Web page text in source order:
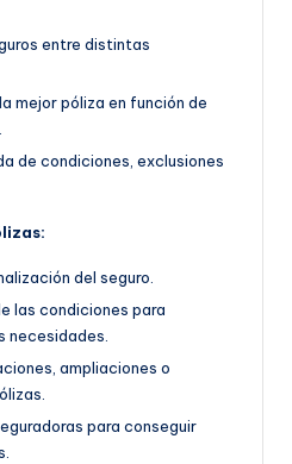
entre distintas
mejor póliza en función de
de condiciones, exclusiones
del seguro.
las condiciones para
necesidades.
ampliaciones o
para conseguir